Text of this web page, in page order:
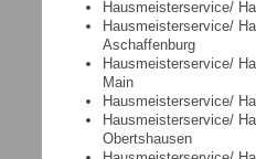
Hausmeisterservice/
Hausmeisterservice/
Aschaffenburg
Hausmeisterservice/
Main
Hausmeisterservice/
Hausmeisterservice/
Obertshausen